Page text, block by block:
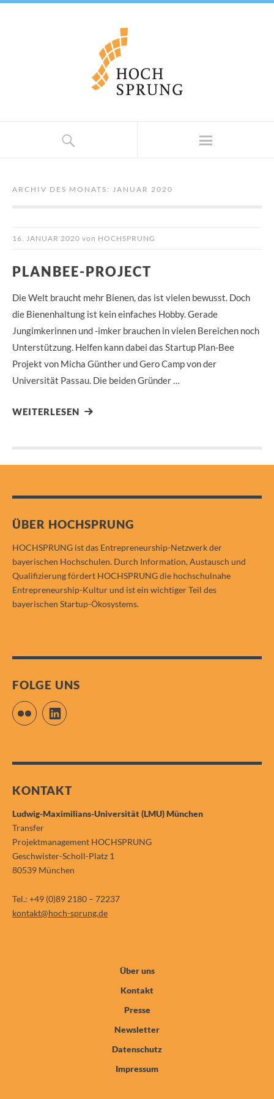
ARCHIV DES MONATS: JANUAR 2020
16. JANUAR 2020 von HOCHSPRUNG
PLANBEE-PROJECT
Die Welt braucht mehr Bienen, das ist vielen bewusst. Doch
die Bienenhaltung ist kein einfaches Hobby. Gerade
Jungimkerinnen und -imker brauchen in vielen Bereichen noch
Unterstützung. Helfen kann dabei das Startup Plan-Bee
Projekt von Micha Günther und Gero Camp von der
Universität Passau. Die beiden Gründer …
WEITERLESEN
ÜBER HOCHSPRUNG
HOCHSPRUNG ist das Entrepreneurship-Netzwerk der
bayerischen Hochschulen. Durch Information, Austausch und
Qualifizierung fördert HOCHSPRUNG die hochschulnahe
Entrepreneurship-Kultur und ist ein wichtiger Teil des
bayerischen Startup-Ökosystems.
FOLGE UNS
Flickr LinkedIn
KONTAKT
Ludwig-Maximilians-Universität (LMU) München
Transfer
Projektmanagement HOCHSPRUNG
Geschwister-Scholl-Platz 1
80539 München
Tel.: +49 (0)89 2180 – 72237
kontakt@hoch-sprung.de
Über uns
Kontakt
Presse
Newsletter
Datenschutz
Impressum